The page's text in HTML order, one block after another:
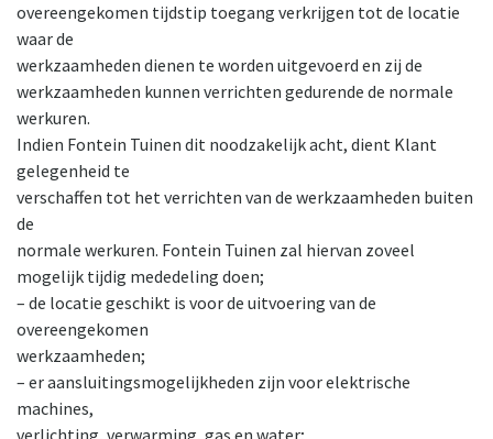
overeengekomen tijdstip toegang verkrijgen tot de locatie
waar de
werkzaamheden dienen te worden uitgevoerd en zij de
werkzaamheden kunnen verrichten gedurende de normale
werkuren.
Indien Fontein Tuinen dit noodzakelijk acht, dient Klant
gelegenheid te
verschaffen tot het verrichten van de werkzaamheden buiten
de
normale werkuren. Fontein Tuinen zal hiervan zoveel
mogelijk tijdig mededeling doen;
– de locatie geschikt is voor de uitvoering van de
overeengekomen
werkzaamheden;
– er aansluitingsmogelijkheden zijn voor elektrische
machines,
verlichting, verwarming, gas en water;